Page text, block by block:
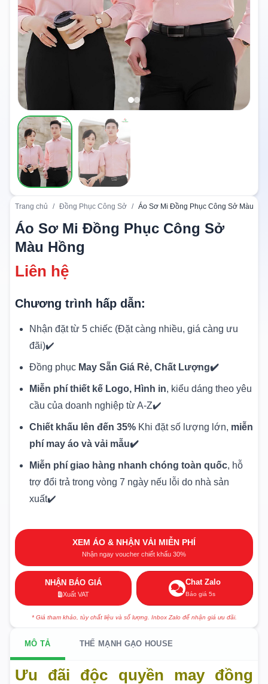
Trang chủ / Đồng Phục Công Sở / Áo Sơ Mi Đồng Phục Công Sở Màu
Áo Sơ Mi Đồng Phục Công Sở
Màu Hồng
Liên hệ
Chương trình hấp dẫn:
Nhận đặt từ 5 chiếc (Đặt càng nhiều, giá càng ưu
đãi)✔️
Đồng phục May Sẵn Giá Rẻ, Chất Lượng✔️
Miễn phí thiết kế Logo, Hình in, kiểu dáng theo yêu
cầu của doanh nghiệp từ A-Z✔️
Chiết khấu lên đến 35% Khi đặt số lượng lớn, miễn
phí may áo và vải mẫu✔️
Miễn phí giao hàng nhanh chóng toàn quốc, hỗ
trợ đổi trả trong vòng 7 ngày nếu lỗi do nhà sản
xuất✔️
XEM ÁO & NHẬN VẢI MIỄN PHÍ
Nhận ngay voucher chiết khấu 30%
NHẬN BÁO GIÁ
Xuất VAT
Chat Zalo
Báo giá 5s
* Giá tham khảo, tùy chất liệu và số lượng. Inbox Zalo để nhận giá ưu đãi.
MÔ TẢ THẾ MẠNH GẠO HOUSE
Ưu đãi độc quyền may đồng